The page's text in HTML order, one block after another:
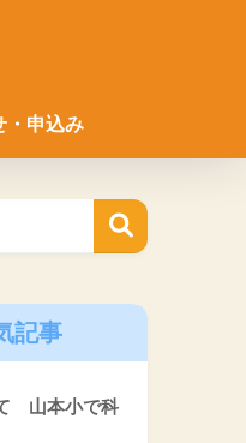
・申込み
記事
山本小で科